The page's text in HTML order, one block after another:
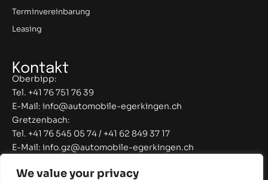
We value your privacy
Terminvereinbarung
Leasing
Kontakt
Oberbipp:
Tel. +41 76 751 76 39
E-Mail: info@automobile-egerkingen.ch
Gretzenbach:
Tel. +41 76 545 05 74 / +41 62 849 37 17
E-Mail: info.gz@automobile-egerkingen.ch
KONTAKT